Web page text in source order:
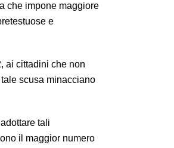
che impone maggiore
e
ai cittadini che non
scusa minacciano
tali
il maggior numero